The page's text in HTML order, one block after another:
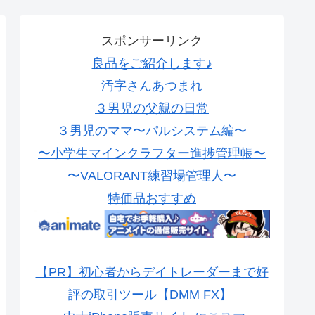
スポンサーリンク
良品をご紹介します♪
汚字さんあつまれ
３男児の父親の日常
３男児のママ〜パルシステム編〜
〜小学生マインクラフター進捗管理帳〜
〜VALORANT練習場管理人〜
特価品おすすめ
【PR】初心者からデイトレーダーまで好
評の取引ツール【DMM FX】